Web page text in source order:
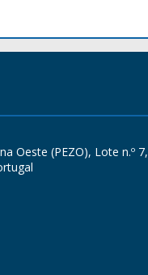
Oeste (PEZO), Lote n.º 7,